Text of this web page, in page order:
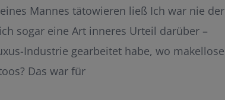
Mannes tätowieren ließ Ich war nie der
sogar eine Art inneres Urteil darüber –
Industrie gearbeitet habe, wo makellose
Das war für